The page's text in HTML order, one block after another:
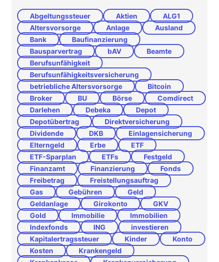
Abgeltungssteuer Aktien
ALG1
Altersvorsorge
Anlage
Ausland
Bank
Baufinanzierung
Bausparvertrag
bAV
Beamte
Berufsunfähigkeit
Berufsunfähigkeitsversicherung
betriebliche Altersvorsorge
Bitcoin
Broker
BU Börse
Comdirect
Darlehen
Debeka
Depot
Depotübertrag
Direktversicherung
Dividende
DKB
Einlagensicherung
Elterngeld
Erbe
ETF
ETF-Sparplan
ETFs
Festgeld
Finanzamt
Finanzierung
Fonds
Freibetrag
Freistellungsauftrag
Gas
Gebühren
Geld
Geldanlage
Girokonto
GKV
Gold
Immobilie
Immobilien
Indexfonds
ING
investieren
Kapitalertragssteuer
Kinder
Konto
Kosten
Krankengeld